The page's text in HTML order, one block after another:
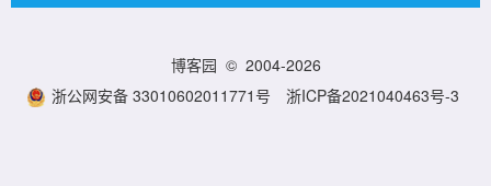
博客园 © 2004-2026
浙公网安备 33010602011771号
浙ICP备2021040463号-3